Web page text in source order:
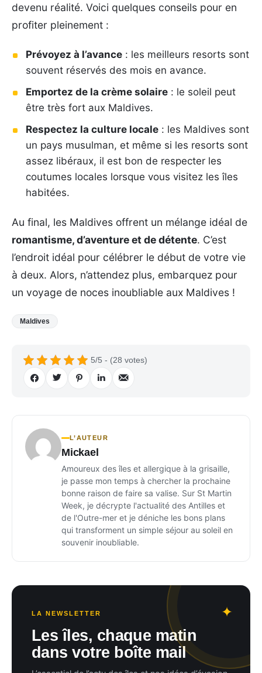
devenu réalité. Voici quelques conseils pour en
profiter pleinement :
Prévoyez à l’avance : les meilleurs resorts sont
souvent réservés des mois en avance.
Emportez de la crème solaire : le soleil peut
être très fort aux Maldives.
Respectez la culture locale : les Maldives sont
un pays musulman, et même si les resorts sont
assez libéraux, il est bon de respecter les
coutumes locales lorsque vous visitez les îles
habitées.
Au final, les Maldives offrent un mélange idéal de
romantisme, d’aventure et de détente. C’est
l’endroit idéal pour célébrer le début de votre vie
à deux. Alors, n’attendez plus, embarquez pour
un voyage de noces inoubliable aux Maldives !
Maldives
5/5 - (28 votes)
L’AUTEUR
Mickael
Amoureux des îles et allergique à la grisaille,
je passe mon temps à chercher la prochaine
bonne raison de faire sa valise. Sur St Martin
Week, je décrypte l'actualité des Antilles et
de l'Outre-mer et je déniche les bons plans
qui transforment un simple séjour au soleil en
souvenir inoubliable.
LA NEWSLETTER
Les îles, chaque matin
dans votre boîte mail